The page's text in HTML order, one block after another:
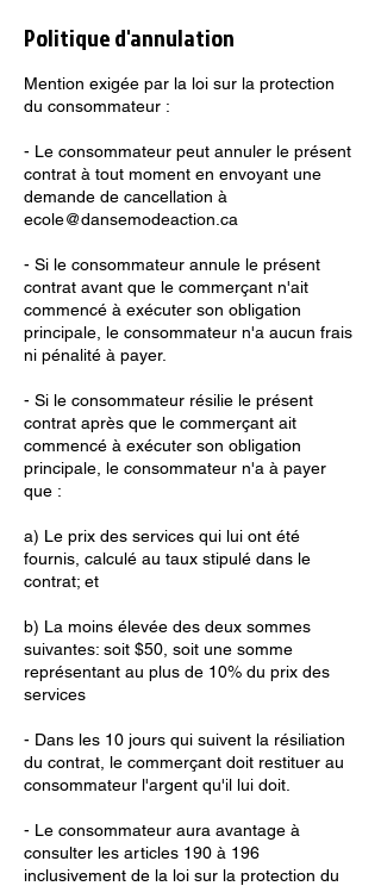
Politique d'annulation
Mention exigée par la loi sur la protection
du consommateur :
- Le consommateur peut annuler le présent
contrat à tout moment en envoyant une
demande de cancellation à
ecole@dansemodeaction.ca
- Si le consommateur annule le présent
contrat avant que le commerçant n'ait
commencé à exécuter son obligation
principale, le consommateur n'a aucun frais
ni pénalité à payer.
- Si le consommateur résilie le présent
contrat après que le commerçant ait
commencé à exécuter son obligation
principale, le consommateur n'a à payer
que :
a) Le prix des services qui lui ont été
fournis, calculé au taux stipulé dans le
contrat; et
b) La moins élevée des deux sommes
suivantes: soit $50, soit une somme
représentant au plus de 10% du prix des
services
- Dans les 10 jours qui suivent la résiliation
du contrat, le commerçant doit restituer au
consommateur l'argent qu'il lui doit.
- Le consommateur aura avantage à
consulter les articles 190 à 196
inclusivement de la loi sur la protection du